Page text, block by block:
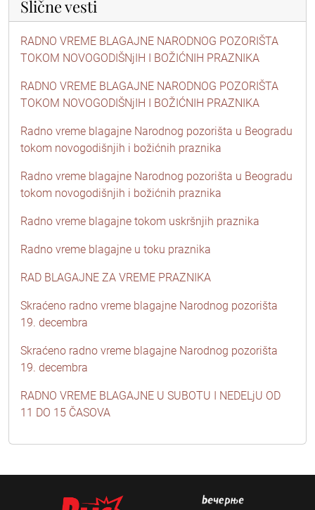
Slične vesti
RADNO VREME BLAGAJNE NARODNOG POZORIŠTA
TOKOM NOVOGODIŠNjIH I BOŽIĆNIH PRAZNIKA
RADNO VREME BLAGAJNE NARODNOG POZORIŠTA
TOKOM NOVOGODIŠNjIH I BOŽIĆNIH PRAZNIKA
Radno vreme blagajne Narodnog pozorišta u Beogradu
tokom novogodišnjih i božićnih praznika
Radno vreme blagajne Narodnog pozorišta u Beogradu
tokom novogodišnjih i božićnih praznika
Radno vreme blagajne tokom uskršnjih praznika
Radno vreme blagajne u toku praznika
RAD BLAGAJNE ZA VREME PRAZNIKA
Skraćeno radno vreme blagajne Narodnog pozorišta
19. decembra
Skraćeno radno vreme blagajne Narodnog pozorišta
19. decembra
RADNO VREME BLAGAJNE U SUBOTU I NEDELjU OD
11 DO 15 ČASOVA